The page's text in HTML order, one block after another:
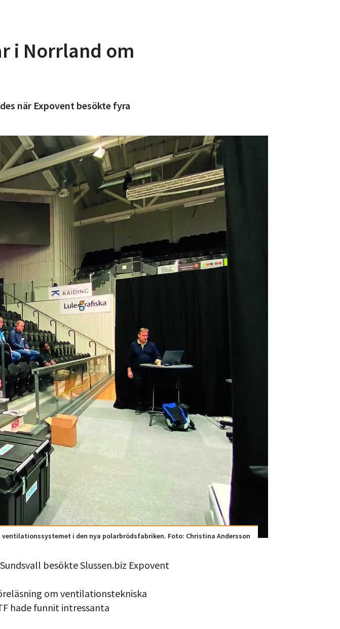
i Norrland om
när Expovent besökte fyra
ventilationssystemet i den nya polarbrödsfabriken. Foto: Christina Andersson
besökte Slussen.biz Expovent
om ventilationstekniska
hade funnit intressanta